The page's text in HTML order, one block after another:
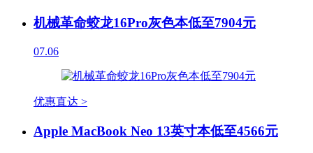
机械革命蛟龙16Pro灰色本低至7904元
07.06
优惠直达 >
Apple MacBook Neo 13英寸本低至4566元